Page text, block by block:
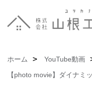
ホーム YouTube動画
【photo movie】ダイナミ